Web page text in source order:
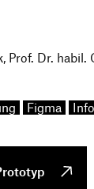
Prof. Dr. habil.
Figma